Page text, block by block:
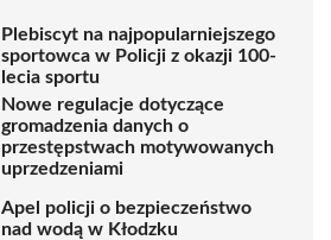
Plebiscyt na najpopularniejszego
sportowca w Policji z okazji 100-
lecia sportu
Nowe regulacje dotyczące
gromadzenia danych o
przestępstwach motywowanych
uprzedzeniami
Apel policji o bezpieczeństwo
nad wodą w Kłodzku